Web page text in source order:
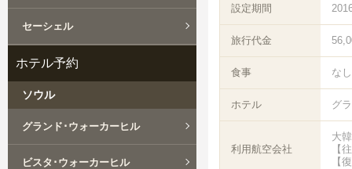
設定期間
旅行代金
食事 なし
ホテル グ
利用航空会社
大
【
【
セーシェル
ホテル予約
ソウル
グランド･ウォーカーヒル
ビスタ･ウォーカーヒル